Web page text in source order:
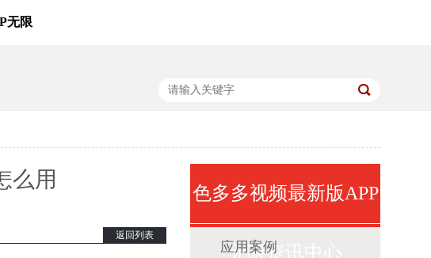
无限
么用
返回列表
色多多视频最新版APP
无限资讯中心
应用案例